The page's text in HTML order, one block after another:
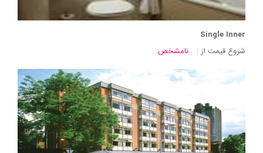
Single Inner
شروع قیمت از :
نامشخص